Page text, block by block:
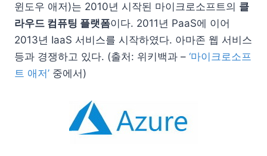
윈도우 애저)는 2010년 시작된 마이크로소프트의 클
라우드 컴퓨팅 플랫폼이다. 2011년 PaaS에 이어
2013년 IaaS 서비스를 시작하였다. 아마존 웹 서비스
등과 경쟁하고 있다. (출처: 위키백과 – ‘마이크로소프
트 애저’ 중에서)